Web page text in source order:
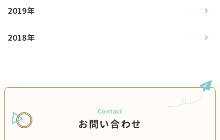
2019年
2018年
お問い合わせ